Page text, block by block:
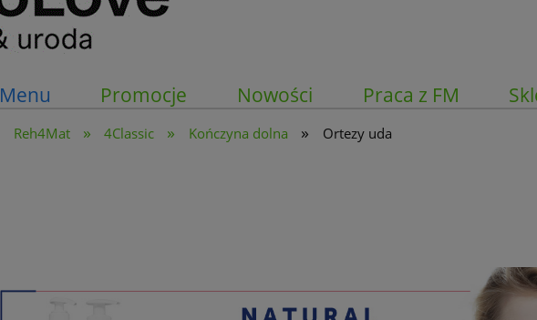
Menu Promocje Nowości Praca z FM
Reh4Mat » 4Classic » Kończyna dolna » Ortezy uda